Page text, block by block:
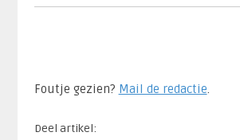
Foutje gezien? Mail de redactie.​
Deel artikel: